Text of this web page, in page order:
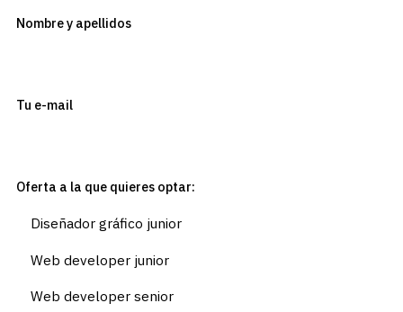
Nombre y apellidos
Tu e-mail
Oferta a la que quieres optar: